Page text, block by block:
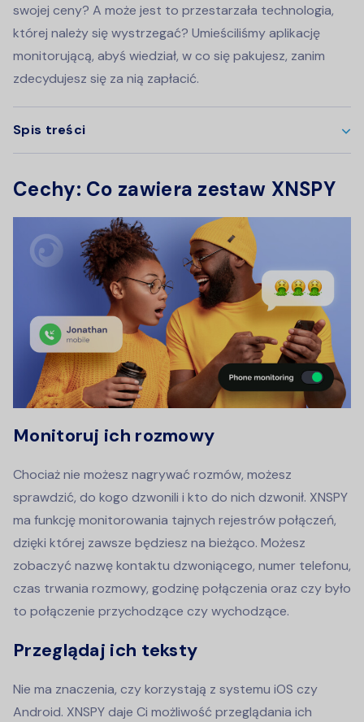
swojej ceny? A może jest to przestarzała technologia,
której należy się wystrzegać? Umieściliśmy aplikację
monitorującą, abyś wiedział, w co się pakujesz, zanim
zdecydujesz się za nią zapłacić.
Spis treści
Cechy: Co zawiera zestaw XNSPY
Monitoruj ich rozmowy
Chociaż nie możesz nagrywać rozmów, możesz
sprawdzić, do kogo dzwonili i kto do nich dzwonił. XNSPY
ma funkcję monitorowania tajnych rejestrów połączeń,
dzięki której zawsze będziesz na bieżąco. Możesz
zobaczyć nazwę kontaktu dzwoniącego, numer telefonu,
czas trwania rozmowy, godzinę połączenia oraz czy było
to połączenie przychodzące czy wychodzące.
Przeglądaj ich teksty
Nie ma znaczenia, czy korzystają z systemu iOS czy
Android. XNSPY daje Ci możliwość przeglądania ich